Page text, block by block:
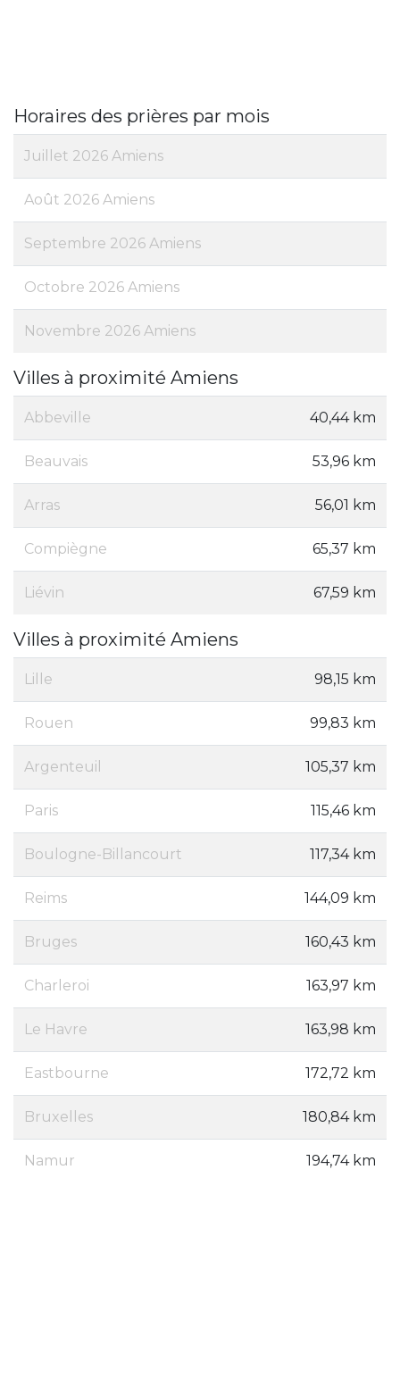
Horaires des prières par mois
Juillet 2026 Amiens
Août 2026 Amiens
Septembre 2026 Amiens
Octobre 2026 Amiens
Novembre 2026 Amiens
Villes à proximité Amiens
Abbeville 40,44 km
Beauvais 53,96 km
Arras 56,01 km
Compiègne 65,37 km
Liévin 67,59 km
Villes à proximité Amiens
Lille 98,15 km
Rouen 99,83 km
Argenteuil 105,37 km
Paris 115,46 km
Boulogne-Billancourt 117,34 km
Reims 144,09 km
Bruges 160,43 km
Charleroi 163,97 km
Le Havre 163,98 km
Eastbourne 172,72 km
Bruxelles 180,84 km
Namur 194,74 km